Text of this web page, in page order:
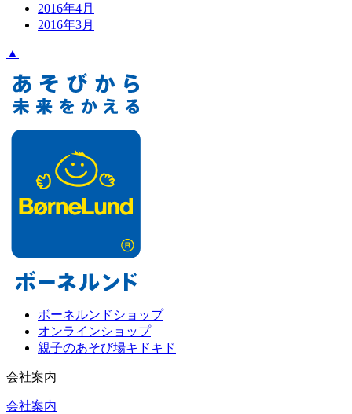
2016年4月
2016年3月
▲
ボーネルンドショップ
オンラインショップ
親子のあそび場キドキド
会社案内
会社案内